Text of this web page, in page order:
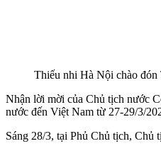
Thiếu nhi Hà Nội chào
Nhận lời mời của Chủ tịch nước
nước đến Việt Nam từ 27-29/3/
Sáng 28/3, tại Phủ Chủ tịch,